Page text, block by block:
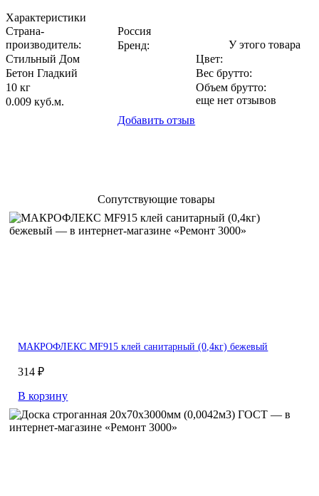
Характеристики
Страна-
производитель:
Россия
Бренд:
Стильный Дом
Цвет:
Бетон Гладкий
Вес брутто:
10 кг
Объем брутто:
0.009 куб.м.
У этого товара
еще нет отзывов
Добавить отзыв
Сопутствующие товары
МАКРОФЛЕКС MF915 клей санитарный (0,4кг) бежевый
314 ₽
В корзину